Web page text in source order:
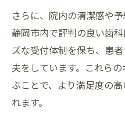
さらに、院内の清潔感や
静岡市内で評判の良い歯
ズな受付体制を保ち、患
夫をしています。これら
ぶことで、より満足度の
れます。